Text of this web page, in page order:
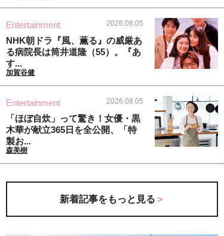
Entertainment 2026.08.05
NHK朝ドラ『風、薫る』の威厳あ
る病院長は筒井道隆（55）。『あ
す...
加賀谷健
Entertainment 2026.08.05
「ほぼ自炊」って驚き！女優・黒
木華が献立365日を全公開、「特
製お...
森美樹
新着記事をもっと見る